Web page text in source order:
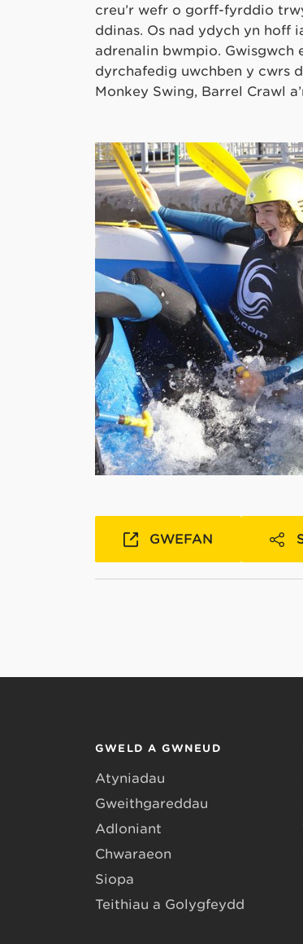
creu’r wefr o gorff-fyrddio
ddinas. Os nad ydych yn hoff
adrenalin bwmpio. Gwisgwch
dyrchafedig uwchben y cwrs
Monkey Swing, Barrel Crawl
GWEFAN
GWELD A GWNEUD
Atyniadau
Gweithgareddau
Adloniant
Chwaraeon
Siopa
Teithiau a Golygfeydd